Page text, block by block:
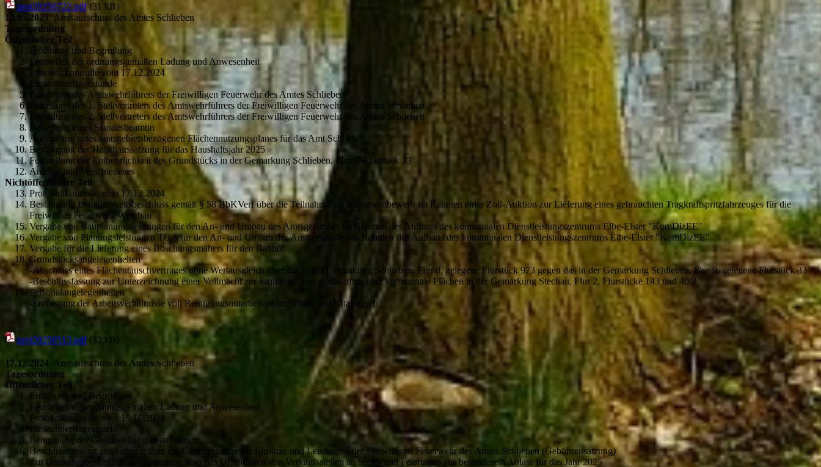
prot20250722.pdf(31 kB)
13.05.2025: Amtsausschuss des Amtes Schlieben
Tagesordnung
Öffentlicher Teil
Eröffnung und Begrüßung
Feststellen der ordnungsgemäßen Ladung und Anwesenheit
Protokollkontrolle vom 17.12.2024
Einwohnerfragestunde
Bestellung des Amtswehrführers der Freiwilligen Feuerwehr des Amtes Schlieben
Bestellung des 1. Stellvertreters des Amtswehrführers der Freiwilligen Feuerwehr des Amtes Schlieben
Bestellung des 2. Stellvertreters des Amtswehrführers der Freiwilligen Feuerwehr des Amtes Schlieben
Bestellung einer Standesbeamtin
Aufstellung eines amtsgebietsbezogenen Flächennutzungsplanes für das Amt Schlieben
Bestätigung der Haushaltssatzung für das Haushaltsjahr 2025
Feststellung der Entbehrlichkeit des Grundstücks in der Gemarkung Schlieben, Flur 9, Flurstück 33
Anträge und Verschiedenes
Nichtöffentlicher Teil
Protokollkontrolle vom 17.12.2024
Bestätigung Dringlichkeitsbeschluss gemäß § 58 BbKVerf über die Teilnahme am Bieterwettbewerb im Rahmen einer Zoll-Auktion zur Lieferung eines gebrauchten Tragkraftspritzfahrzeuges für die
Freiwillige Feuerwehr Werchau
Vergabe von Bauplanungsleistungen für den An- und Umbau des Amtsgebäudes im Rahmen des Aufbaus des kommunalen Dienstleistungszentrums Elbe-Elster "KomDizEE"
Vergabe von Planungsleistungen TGA für den An- und Umbau des Amtsgebäudes im Rahmen des Aufbaus des kommunalen Dienstleistungszentrums Elbe-Elster "KomDizEE"
Vergabe für die Lieferung eines Böschungsmähers für den Bauhof
Grundstücksangelegenheiten
-Abschluss eines Flächentauschvertrages ohne Wertausgleich über das in der Gemarkung Schlieben, Flur 8, gelegene Flurstück 973 gegen das in der Gemarkung Schlieben, Flur 9, gelegene Flurstück 33
-Beschlussfassung zur Unterzeichnung einer Vollmacht zur Einholung von Auskünften über kommunale Flächen in der Gemarkung Stechau, Flur 2, Flurstücke 143 und 40/2
Personalangelegenheiten
-Entfristung der Arbeitsverhältnisse von Reinigungsmitarbeitern im Schul- und Kitabereich
prot20250513.pdf(32 kB)
17.12.2024: Amtsausschuss des Amtes Schlieben
Tagesordnung
Öffentlicher Teil
Eröffnung und Begrüßung
Feststellen der ordnungsgemäßen Ladung und Anwesenheit
Protokollkontrolle vom 15.10.2024
Einwohnerfragestunde
Benennung der Gleichstellungsbeauftragten
Beschlussfassung zur Satzung über die Gebührensätze für Einsätze und Leistungen der Freiwilligen Feuerwehr des Amtes Schlieben (Gebührensatzung)
Zur Ordnungsbehördlichen Verordnung über das Offenhalten von Verkaufsstellen an Sonn- und Feiertagen aus besonderem Anlass für das Jahr 2025